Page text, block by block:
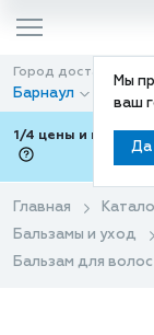
Мы
ваш
Да
Город доставки
Барнаул
1/4 цены и
Главная
Бальзамы и уход
Бальзам для